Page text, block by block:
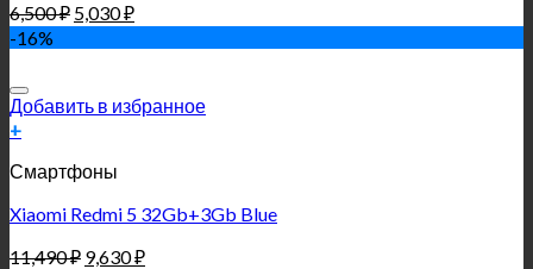
6,500₽ 5,030₽
-16%
Добавить в избранное
+
Смартфоны
Xiaomi Redmi 5 32Gb+3Gb Blue
11,490₽ 9,630₽